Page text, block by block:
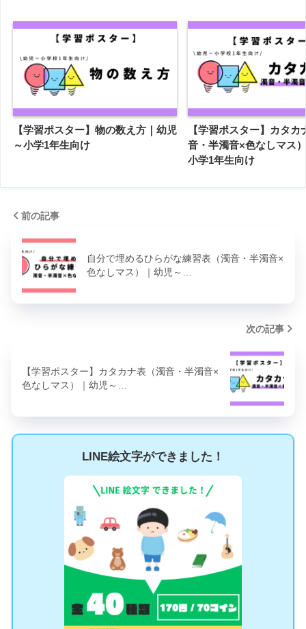
【学習ポスター】物の数え方｜幼児
～小学1年生向け
【学習ポスター】カタカ
音・半濁音×色なしマス
小学1年生向け
前の記事
自分で埋めるひらがな練習表（濁音・半濁音×
色なしマス）｜幼児～…
次の記事
【学習ポスター】カタカナ表（濁音・半濁音×
色なしマス）｜幼児～…
LINE絵文字ができました！